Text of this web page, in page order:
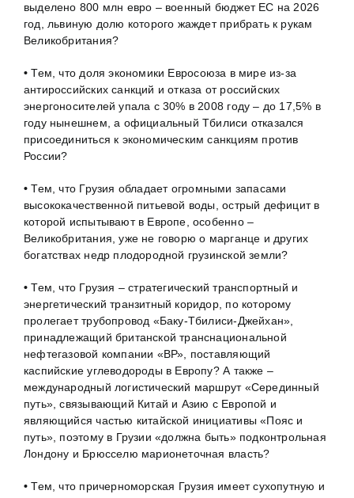
выделено 800 млн евро – военный бюджет ЕС на 2026
год, львиную долю которого жаждет прибрать к рукам
Великобритания?
• Тем, что доля экономики Евросоюза в мире из-за
антироссийских санкций и отказа от российских
энергоносителей упала с 30% в 2008 году – до 17,5% в
году нынешнем, а официальный Тбилиси отказался
присоединиться к экономическим санкциям против
России?
• Тем, что Грузия обладает огромными запасами
высококачественной питьевой воды, острый дефицит в
которой испытывают в Европе, особенно –
Великобритания, уже не говорю о марганце и других
богатствах недр плодородной грузинской земли?
• Тем, что Грузия – стратегический транспортный и
энергетический транзитный коридор, по которому
пролегает трубопровод «Баку-Тбилиси-Джейхан»,
принадлежащий британской транснациональной
нефтегазовой компании «ВР», поставляющий
каспийские углеводороды в Европу? А также –
международный логистический маршрут «Серединный
путь», связывающий Китай и Азию с Европой и
являющийся частью китайской инициативы «Пояс и
путь», поэтому в Грузии «должна быть» подконтрольная
Лондону и Брюсселю марионеточная власть?
• Тем, что причерноморская Грузия имеет сухопутную и